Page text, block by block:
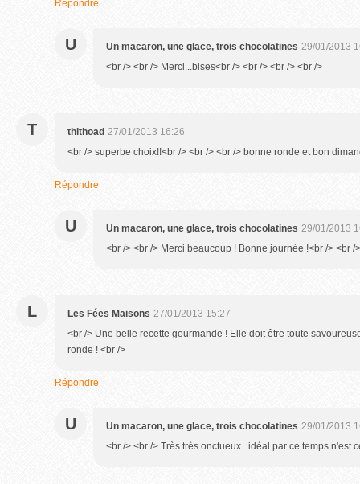
Répondre
U Un macaron, une glace, trois chocolatines 29/01/2013
<br /> <br /> Merci...bises<br /> <br /> <br /> <br />
T thithoad 27/01/2013 16:26
<br /> superbe choix!!<br /> <br /> <br /> bonne ronde et bon
Répondre
U Un macaron, une glace, trois chocolatines 29/01/2013
<br /> <br /> Merci beaucoup ! Bonne journée !<br /> <br /
L Les Fées Maisons 27/01/2013 15:27
<br /> Une belle recette gourmande ! Elle doit être toute
ronde ! <br />
Répondre
U Un macaron, une glace, trois chocolatines 29/01/2013
<br /> <br /> Très très onctueux...idéal par ce temps n'est